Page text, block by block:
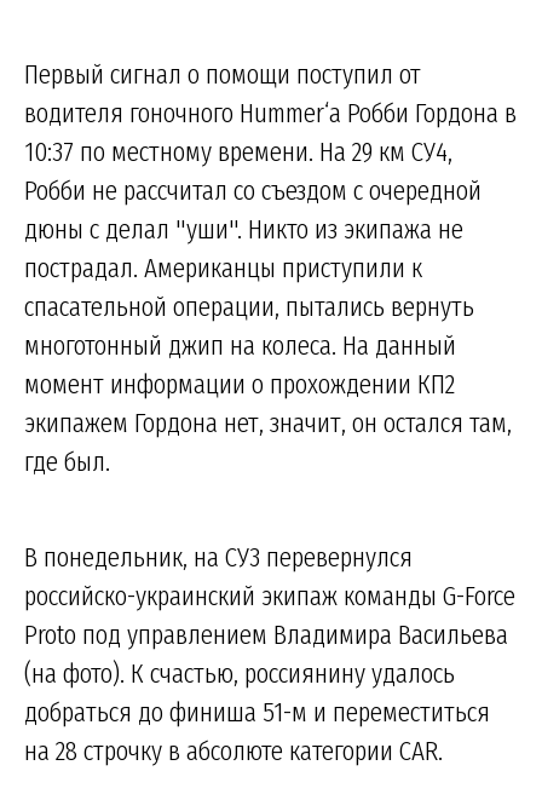
Первый сигнал о помощи поступил от
водителя гоночного Hummer‘а Робби Гордона в
10:37 по местному времени. На 29 км СУ4,
Робби не рассчитал со съездом с очередной
дюны с делал "уши". Никто из экипажа не
пострадал. Американцы приступили к
спасательной операции, пытались вернуть
многотонный джип на колеса. На данный
момент информации о прохождении КП2
экипажем Гордона нет, значит, он остался там,
где был.
В понедельник, на СУ3 перевернулся
российско-украинский экипаж команды G-Force
Proto под управлением Владимира Васильева
(на фото). К счастью, россиянину удалось
добраться до финиша 51-м и переместиться
на 28 строчку в абсолюте категории CAR.